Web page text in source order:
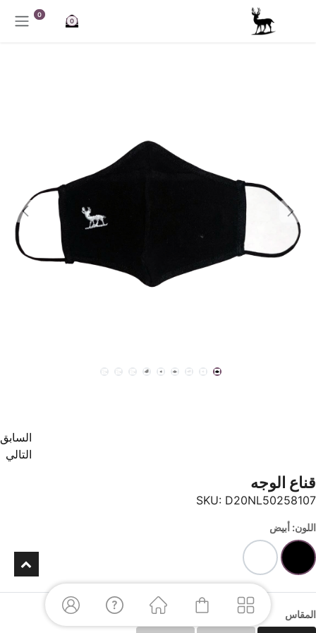
تخطي للذهاب إلى المحتوى
0
0
السابق
التالي
قناع الوجه
SKU: D20NL50258107
اللون: أبيض
المقاس